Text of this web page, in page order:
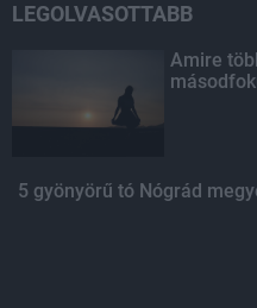
LEGOLVASOTTABB
Amire
5 gyönyörű tó Nógrád